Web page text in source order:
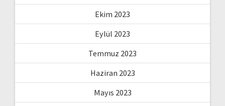
Ekim 2023
Eylül 2023
Temmuz 2023
Haziran 2023
Mayıs 2023